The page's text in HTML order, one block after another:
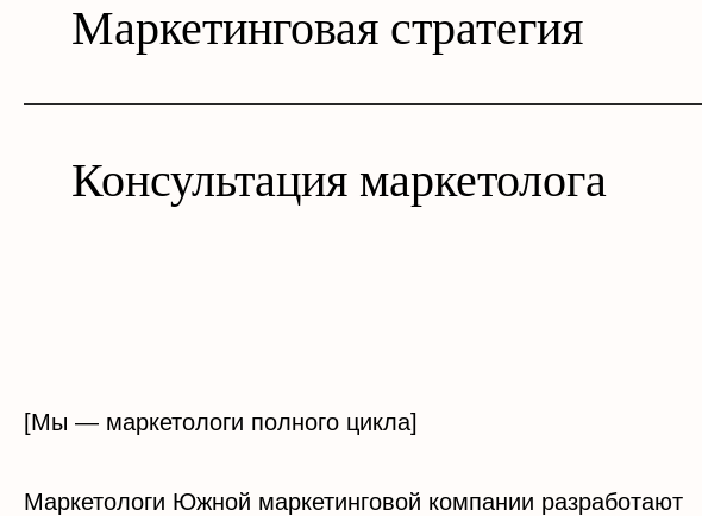
Маркетинговая стратегия
Консультация маркетолога
[Мы — маркетологи полного цикла]
Маркетологи Южной маркетинговой компании разработают